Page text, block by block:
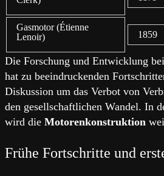
Gasmotor (Étienne
Lenoir)
1859
Die Forschung und Entwicklung
hat zu beeindruckenden
Diskussion um das Verbot von
den gesellschaftlichen Wandel. In
wird die Motorenkonstruktion
Frühe Fortschritte und